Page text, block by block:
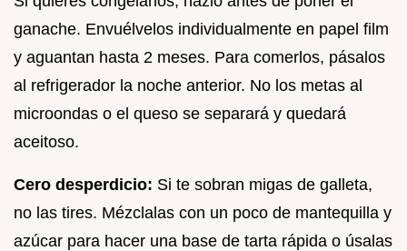
ganache. Envuélvelos individualmente en papel film
y aguantan hasta 2 meses. Para comerlos, pásalos
al refrigerador la noche anterior. No los metas al
microondas o el queso se separará y quedará
aceitoso.
Cero desperdicio: Si te sobran migas de galleta,
no las tires. Mézclalas con un poco de mantequilla y
azúcar para hacer una base de tarta rápida o úsalas